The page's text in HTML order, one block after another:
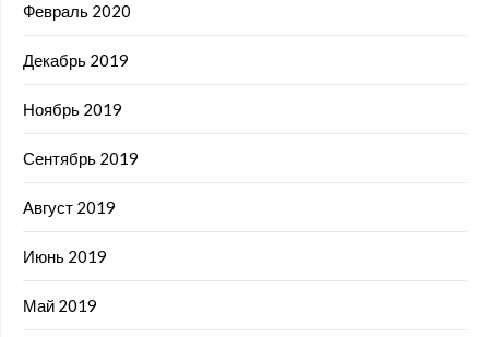
Февраль 2020
Декабрь 2019
Ноябрь 2019
Сентябрь 2019
Август 2019
Июнь 2019
Май 2019